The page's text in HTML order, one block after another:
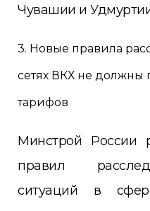
Чувашии и
3. Новые правила
сетях ВКХ не должны
тарифов
Минстрой России
правил
ситуаций в